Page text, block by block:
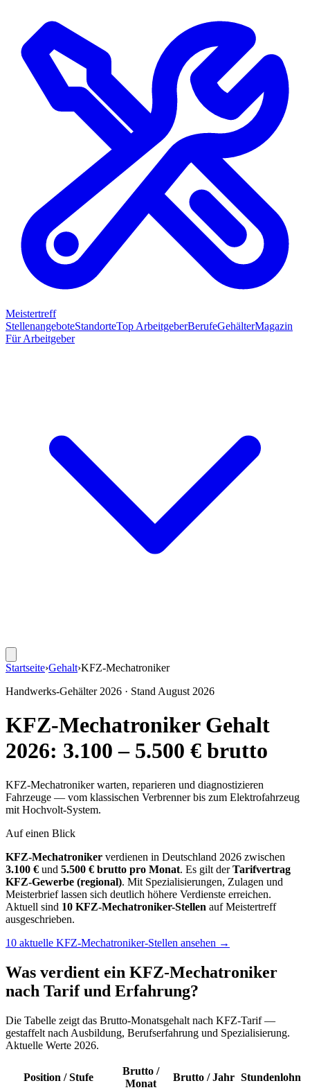
Meistertreff
StellenangeboteStandorteTop ArbeitgeberBerufeGehälterMagazin
Für Arbeitgeber
Startseite›Gehalt›KFZ-Mechatroniker
Handwerks-Gehälter 2026 · Stand August 2026
KFZ-MechatronikerGehalt
2026: 3.100 – 5.500 € brutto
KFZ-Mechatroniker warten, reparieren und diagnostizieren
Fahrzeuge — vom klassischen Verbrenner bis zum Elektrofahrzeug
mit Hochvolt-System.
Auf einen Blick
KFZ-Mechatroniker verdienen in Deutschland 2026 zwischen
3.100 € und 5.500 € brutto pro Monat. Es gilt der Tarifvertrag
KFZ-Gewerbe (regional). Mit Spezialisierungen, Zulagen und
Meisterbrief lassen sich deutlich höhere Verdienste erreichen.
Aktuell sind 10 KFZ-Mechatroniker-Stellen auf Meistertreff
ausgeschrieben.
10 aktuelle KFZ-Mechatroniker-Stellen ansehen →
Was verdient ein KFZ-Mechatroniker
nach Tarif und Erfahrung?
Die Tabelle zeigt das Brutto-Monatsgehalt nach KFZ-Tarif—
gestaffelt nach Ausbildung, Berufserfahrung und Spezialisierung.
Aktuelle Werte 2026.
Position / Stufe
Brutto /
Monat
Brutto / Jahr Stundenlohn